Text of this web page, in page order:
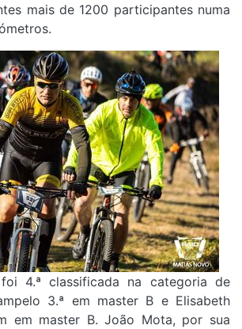
mais de 1200 participantes numa
4.ª classificada na categoria de
3.ª em master B e Elisabeth
em master B. João Mota, por sua